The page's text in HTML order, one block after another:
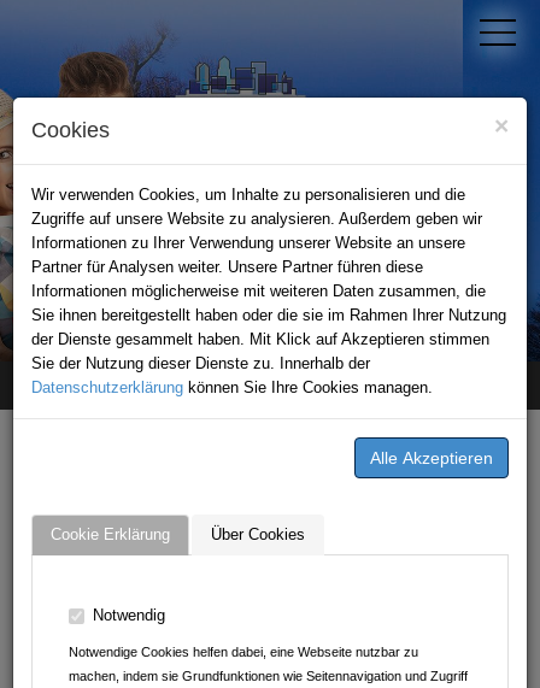
×
Cookies
Wir verwenden Cookies, um Inhalte zu personalisieren und die
Zugriffe auf unsere Website zu analysieren. Außerdem geben wir
Informationen zu Ihrer Verwendung unserer Website an unsere
Partner für Analysen weiter. Unsere Partner führen diese
Informationen möglicherweise mit weiteren Daten zusammen, die
Sie ihnen bereitgestellt haben oder die sie im Rahmen Ihrer Nutzung
der Dienste gesammelt haben. Mit Klick auf Akzeptieren stimmen
Sie der Nutzung dieser Dienste zu. Innerhalb der
Datenschutzerklärung können Sie Ihre Cookies managen.
Cookie Erklärung Über Cookies
Notwendig
Notwendige Cookies helfen dabei, eine Webseite nutzbar zu
machen, indem sie Grundfunktionen wie Seitennavigation und Zugriff
STADTPORTAL KRAICHGAU
Home Premium-Partner Betten-Stumpf KG
Betten-Stumpf KG